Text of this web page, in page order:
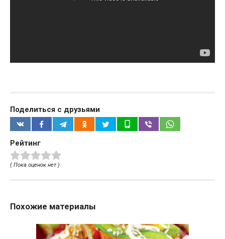
Поделиться с друзьями
Рейтинг
( Пока оценок нет )
Похожие материалы